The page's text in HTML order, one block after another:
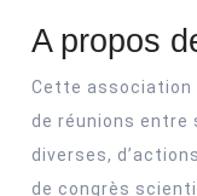
A propos
Cette association
de réunions entre
diverses,
de congrès